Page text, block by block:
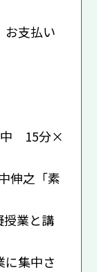
支払い
中 15分×
伸之「素
業と講
中さ